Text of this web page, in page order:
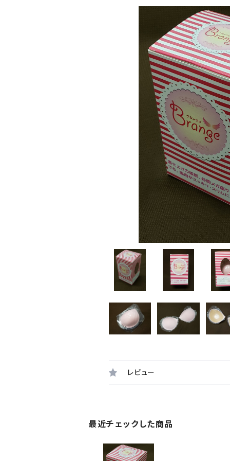
レビュー
最近チェックした商品